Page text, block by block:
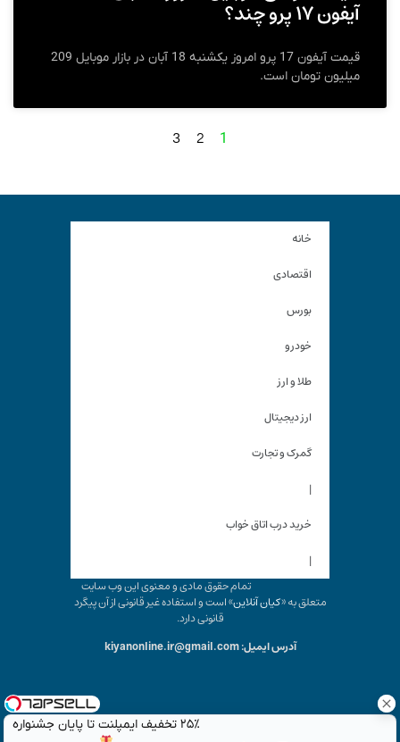
۲۵٪ تخفیف ایمپلنت تا پایان جشنواره
آیفون ۱۷ پرو چند؟
قیمت آیفون 17 پرو امروز یکشنبه 18 آبان در بازار موبایل 209
میلیون تومان است.
1
2
3
خانه
اقتصادی
بورس
خودرو
طلا و ارز
ارز دیجیتال
گمرک و تجارت
|
خرید درب اتاق خواب
|
تمام حقوق مادی و معنوی این وب سایت
متعلق به «کیان آنلاین» است و استفاده غیر قانونی از آن پیگرد
قانونی دارد.
آدرس ایمیل: kiyanonline.ir@gmail.com